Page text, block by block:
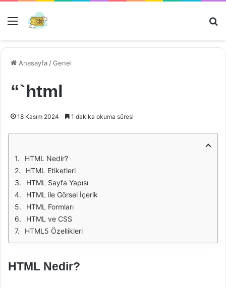
Menü
Anasayfa /Genel
“`html
18 Kasım 2024 1 dakika okuma süresi
HTML Nedir?
HTML Etiketleri
HTML Sayfa Yapısı
HTML ile Görsel İçerik
HTML Formları
HTML ve CSS
HTML5 Özellikleri
HTML Nedir?